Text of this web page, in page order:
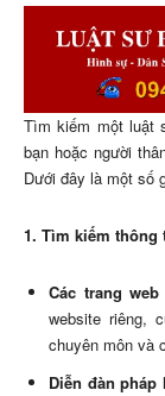
Tìm kiếm một luật
bạn hoặc người
Dưới đây là một số
1. Tìm kiếm thông
Các trang
website riêng,
chuyên môn và
Diễn đàn pháp